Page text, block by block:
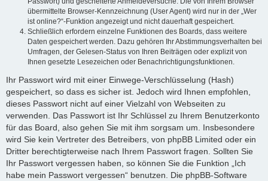
übermittelte Browser-Kennzeichnung (User Agent) wird nur in der „Wer
ist online?“-Funktion angezeigt und nicht dauerhaft gespeichert.
Schließlich erfordern einzelne Funktionen des Boards, dass weitere
Daten gespeichert werden. Dazu gehören Ihr Abstimmungsverhalten bei
Umfragen, der Gelesen-Status von Ihren Beiträgen oder explizit von
Ihnen gesetzte Lesezeichen oder Benachrichtigungsfunktionen.
Ihr Passwort wird mit einer Einwege-Verschlüsselung (Hash)
gespeichert, so dass es sicher ist. Jedoch wird Ihnen empfohlen,
dieses Passwort nicht auf einer Vielzahl von Webseiten zu
verwenden. Das Passwort ist Ihr Schlüssel zu Ihrem Benutzerkonto
für das Board, also gehen Sie mit ihm sorgsam um. Insbesondere
wird Sie kein Vertreter des Betreibers, von phpBB Limited oder ein
Dritter berechtigterweise nach Ihrem Passwort fragen. Sollten Sie
Ihr Passwort vergessen haben, so können Sie die Funktion „Ich
habe mein Passwort vergessen“ benutzen. Die phpBB-Software